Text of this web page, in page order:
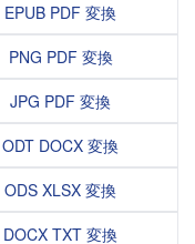
EPUB PDF 変換
PNG PDF 変換
JPG PDF 変換
ODT DOCX 変換
ODS XLSX 変換
DOCX TXT 変換